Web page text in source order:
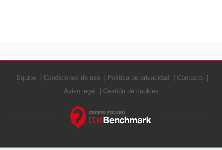
Equipo Condiciones de uso Política de privacidad
Contacto
Aviso legal
Gestión de cookies